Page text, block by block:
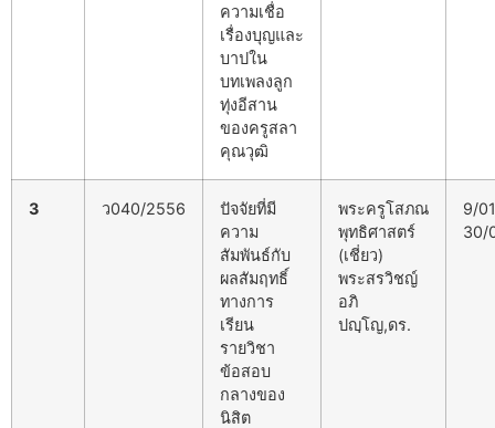
ความเชื่อ
เรื่องบุญและ
บาปใน
บทเพลงลูก
ทุ่งอีสาน
ของครูสลา
คุณวุฒิ
3 ว040/2556
ปัจจัยที่มี
ความ
สัมพันธ์กับ
ผลสัมฤทธิ์
ทางการ
เรียน
รายวิชา
ข้อสอบ
กลางของ
นิสิต
พระครูโสภณ
พุทธิศาสตร์
(เชี่ยว)
พระสรวิชญ์
อภิ
ปญฺโญ,ดร.
9/
30/